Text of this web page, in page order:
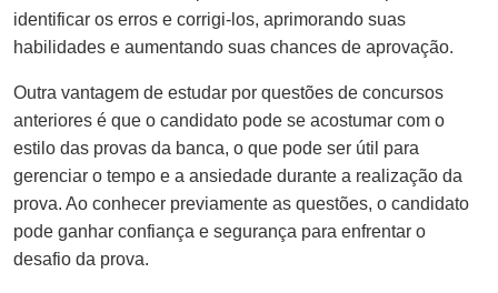
identificar os erros e corrigi-los, aprimorando suas
habilidades e aumentando suas chances de aprovação.
Outra vantagem de estudar por questões de concursos
anteriores é que o candidato pode se acostumar com o
estilo das provas da banca, o que pode ser útil para
gerenciar o tempo e a ansiedade durante a realização da
prova. Ao conhecer previamente as questões, o candidato
pode ganhar confiança e segurança para enfrentar o
desafio da prova.